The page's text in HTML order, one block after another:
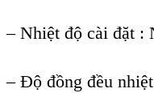
– Nhiệt độ cài đặt :
– Độ đồng đều